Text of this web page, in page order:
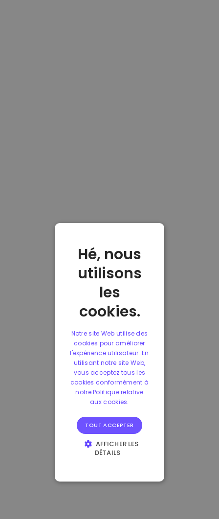
Hé, nous
utilisons
les
cookies.
Notre site Web utilise des
cookies pour améliorer
l'expérience utilisateur. En
utilisant notre site Web,
vous acceptez tous les
cookies conformément à
notre Politique relative
aux cookies.
TOUT ACCEPTER
AFFICHER LES
DÉTAILS